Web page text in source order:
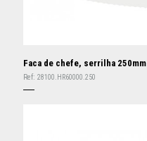
Faca de chefe, serrilha 250mm
Ref: 28100.HR60000.250